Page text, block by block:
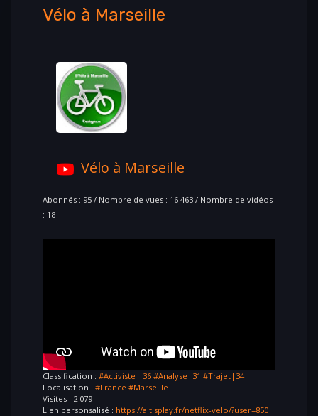
Vélo à Marseille
Vélo à Marseille
Abonnés : 95 / Nombre de vues : 16 463 / Nombre de vidéos
: 18
Classification : #Activiste| 36 #Analyse|31 #Trajet|34
Localisation : #France #Marseille
Visites : 2 079
Lien personsalisé : https://altisplay.fr/netflix-velo/?user=850